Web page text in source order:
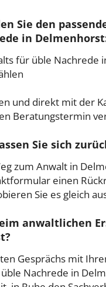
Sie den
in
für üble Nachrede
und direkt mit der
Beratungstermin
Sie sich
zum Anwalt in
einen
Sie es gleich
anwaltlichen
Gesprächs mit
Nachrede in